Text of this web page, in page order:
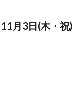
月3日(木・祝)